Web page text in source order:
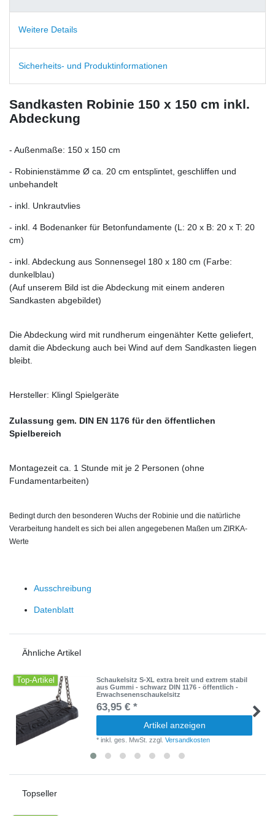
Weitere Details
Sicherheits- und Produktinformationen
Sandkasten Robinie 150 x 150 cm inkl.
Abdeckung
- Außenmaße: 150 x 150 cm
- Robinienstämme Ø ca. 20 cm entsplintet, geschliffen und
unbehandelt
- inkl. Unkrautvlies
- inkl. 4 Bodenanker für Betonfundamente (L: 20 x B: 20 x T: 20
cm)
- inkl. Abdeckung aus Sonnensegel 180 x 180 cm (Farbe:
dunkelblau)
(Auf unserem Bild ist die Abdeckung mit einem anderen
Sandkasten abgebildet)
Die Abdeckung wird mit rundherum eingenähter Kette geliefert,
damit die Abdeckung auch bei Wind auf dem Sandkasten liegen
bleibt.
Hersteller: Klingl Spielgeräte
Zulassung gem. DIN EN 1176 für den öffentlichen
Spielbereich
Montagezeit ca. 1 Stunde mit je 2 Personen (ohne
Fundamentarbeiten)
Bedingt durch den besonderen Wuchs der Robinie und die natürliche
Verarbeitung handelt es sich bei allen angegebenen Maßen um ZIRKA-
Werte
Ausschreibung
Datenblatt
Ähnliche Artikel
Top-Artikel
Schaukelsitz S-XL extra breit und extrem stabil
aus Gummi - schwarz DIN 1176 - öffentlich -
Erwachsenenschaukelsitz
63,95 € *
Artikel anzeigen
*inkl. ges. MwSt. zzgl.Versandkosten
Topseller